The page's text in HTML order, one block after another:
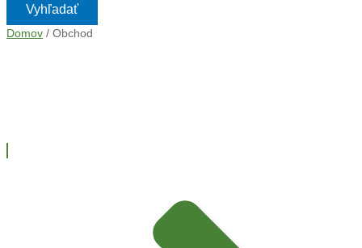
Vyhľadať
Domov / Obchod